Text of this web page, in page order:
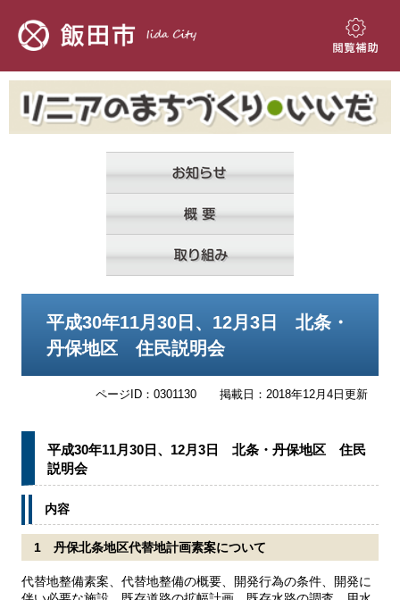
先
を
閲
助
平成30年11月30日、12月3日 北条・
丹保地区 住民説明会
ページID：0301130 掲載日：2018年12月4日更新
平成30年11月30日、12月3日 北条・丹保地区 住民
説明会
内容
1 丹保北条地区代替地計画素案について
代替地整備素案、代替地整備の概要、開発行為の条件、開発に